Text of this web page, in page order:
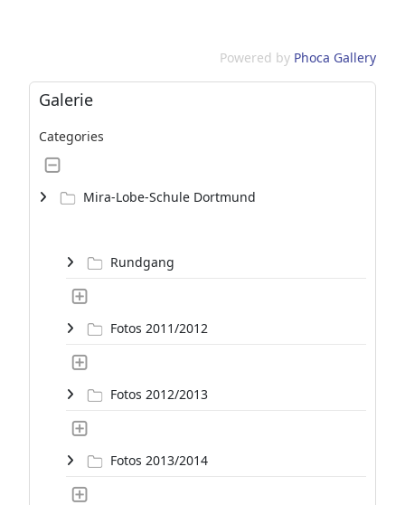
Powered by Phoca Gallery
Galerie
Categories
Mira-Lobe-Schule Dortmund
Rundgang
Fotos 2011/2012
Fotos 2012/2013
Fotos 2013/2014